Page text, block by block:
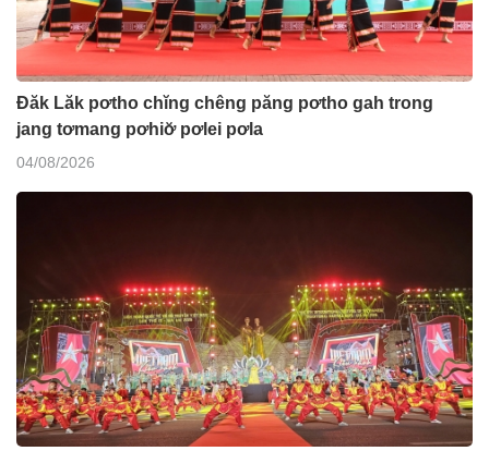
Đăk Lăk pơtho chĭng chêng păng pơtho gah trong
jang tơmang pơhiơ̆ pơlei pơla
04/08/2026